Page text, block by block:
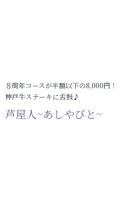
８周年コースが半額以下の8,000円！
神戸牛ステーキに舌鼓♪
芦屋人~あしやびと~